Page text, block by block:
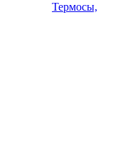
Термосы,